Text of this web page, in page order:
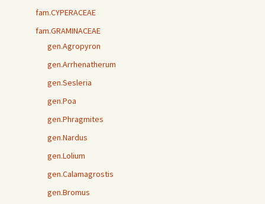
fam.CYPERACEAE
fam.GRAMINACEAE
gen.Agropyron
gen.Arrhenatherum
gen.Sesleria
gen.Poa
gen.Phragmites
gen.Nardus
gen.Lolium
gen.Calamagrostis
gen.Bromus